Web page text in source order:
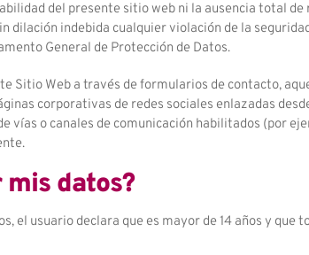
del presente sitio web ni la ausencia total de
indebida cualquier violación de la
General de Protección de Datos.
Sitio Web a través de formularios de contacto,
corporativas de redes sociales enlazadas
vías o canales de comunicación habilitados (por
datos?
el usuario declara que es mayor de 14 años y